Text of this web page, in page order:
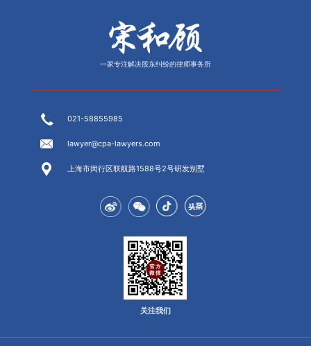
一家专注解决股东纠纷的律师事务所
021-58855985
lawyer@cpa-lawyers.com
上海市闵行区联航路1588号2号研发别墅
关注我们